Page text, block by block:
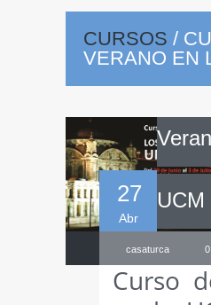
CURSOS /
VERANO EN
27
Abr
UCM
casaturca
Curso